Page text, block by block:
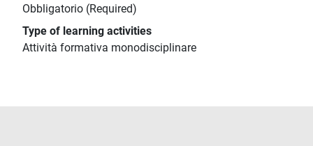
Obbligatorio (Required)
Type of learning activities
Attività formativa monodisciplinare